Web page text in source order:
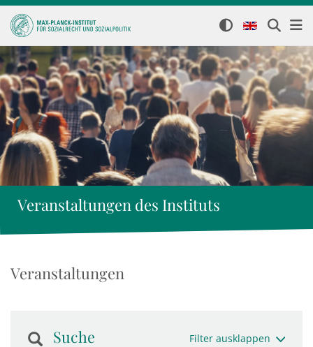
Veranstaltungen des Instituts
Veranstaltungen
Suche Filter ausklappen